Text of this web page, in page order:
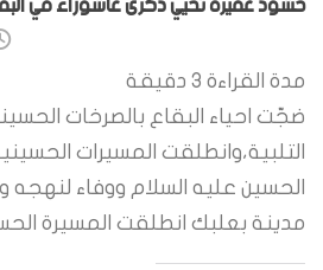
مدة القراءة 3 دقيقة
ضجّت احياء البقاع بالصرخات
التلبية،وانطلقت المسيرات
الحسين عليه السلام ووفاء
مدينة بعلبك انطلقت المسيرة